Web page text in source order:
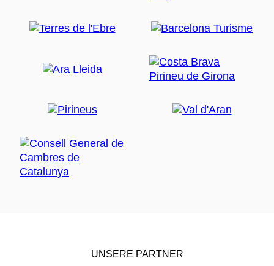
UNSERE PARTNER